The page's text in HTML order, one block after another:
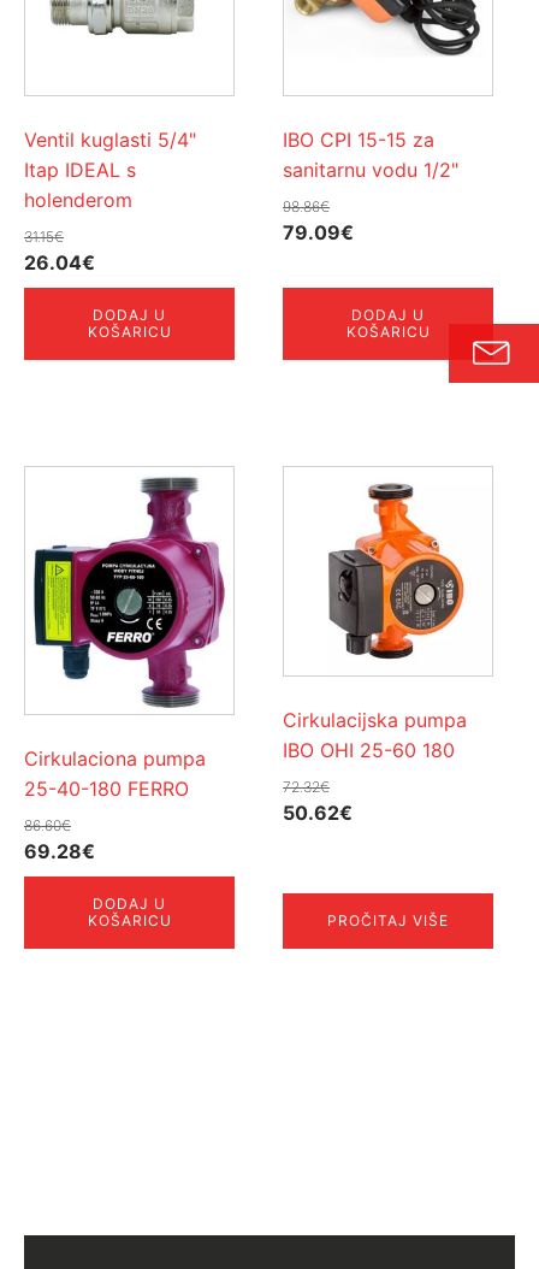
Ventil kuglasti 5/4"
Itap IDEAL s
holenderom
31.15€
Izvorna
cijena
26.04€
cijena
je:
DODAJ U
KOŠARICU
IBO CPI 15-15 za
sanitarnu vodu 1/2"
98.86€
Izvorna
bila
79.09€
je:
79.09€.
DODAJ U
KOŠARICU
Cirkulaciona pumpa
25-40-180 FERRO
86.60€
Izvorna
cijena
69.28€
cijena
je:
DODAJ U
KOŠARICU
Cirkulacijska pumpa
IBO OHI 25-60 180
72.32€
Izvorna
je:
72.32€.
50.62€
50.62€.
PROČITAJ VIŠE